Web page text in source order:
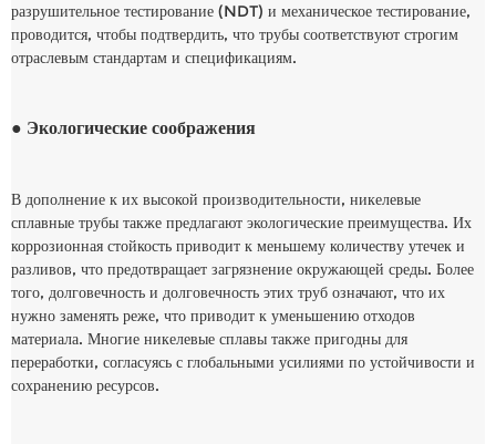
разрушительное тестирование (NDT) и механическое тестирование,
проводится, чтобы подтвердить, что трубы соответствуют строгим
отраслевым стандартам и спецификациям.
● Экологические соображения
В дополнение к их высокой производительности, никелевые
сплавные трубы также предлагают экологические преимущества. Их
коррозионная стойкость приводит к меньшему количеству утечек и
разливов, что предотвращает загрязнение окружающей среды. Более
того, долговечность и долговечность этих труб означают, что их
нужно заменять реже, что приводит к уменьшению отходов
материала. Многие никелевые сплавы также пригодны для
переработки, согласуясь с глобальными усилиями по устойчивости и
сохранению ресурсов.